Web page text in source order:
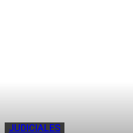
JUDICIALES